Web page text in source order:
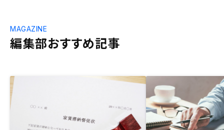
編集部おすすめ記事
MAGAZINE